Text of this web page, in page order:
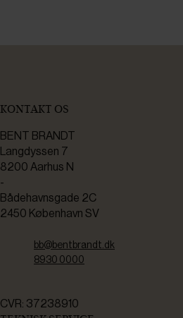
KONTAKT OS
BENT BRANDT
Langdyssen 7
8200 Aarhus N
-
Bådehavnsgade 2C
2450 København SV
bb@bentbrandt.dk
8930 0000
CVR: 37238910